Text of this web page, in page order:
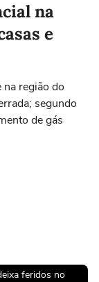
na
e
região do
segundo
de gás
feridos no